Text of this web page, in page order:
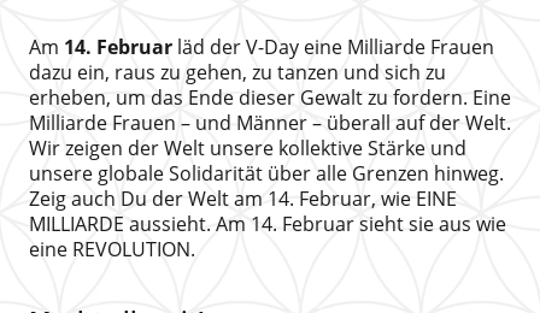
Am 14. Februar läd der V-Day eine Milliarde Frauen
dazu ein, raus zu gehen, zu tanzen und sich zu
erheben, um das Ende dieser Gewalt zu fordern. Eine
Milliarde Frauen – und Männer – überall auf der Welt.
Wir zeigen der Welt unsere kollektive Stärke und
unsere globale Solidarität über alle Grenzen hinweg.
Zeig auch Du der Welt am 14. Februar, wie EINE
MILLIARDE aussieht. Am 14. Februar sieht sie aus wie
eine REVOLUTION.